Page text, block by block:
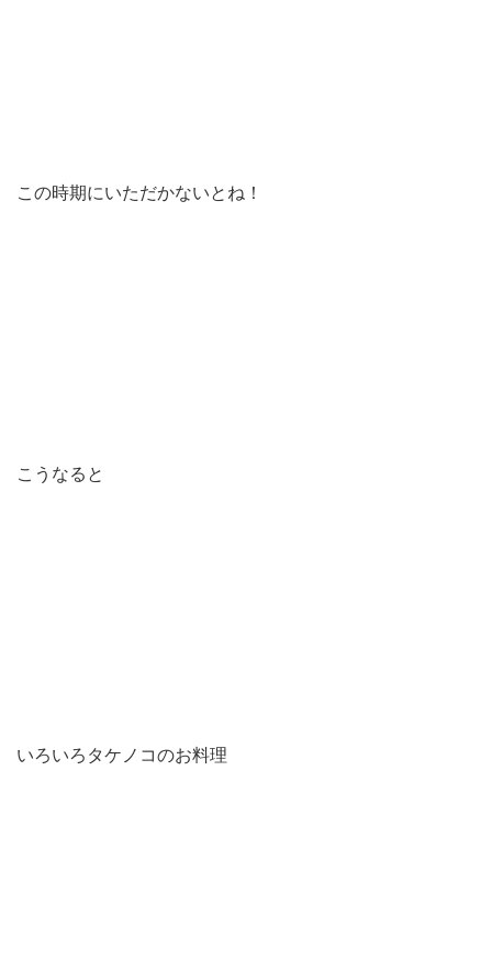
この時期にいただかないとね！
こうなると
いろいろタケノコのお料理